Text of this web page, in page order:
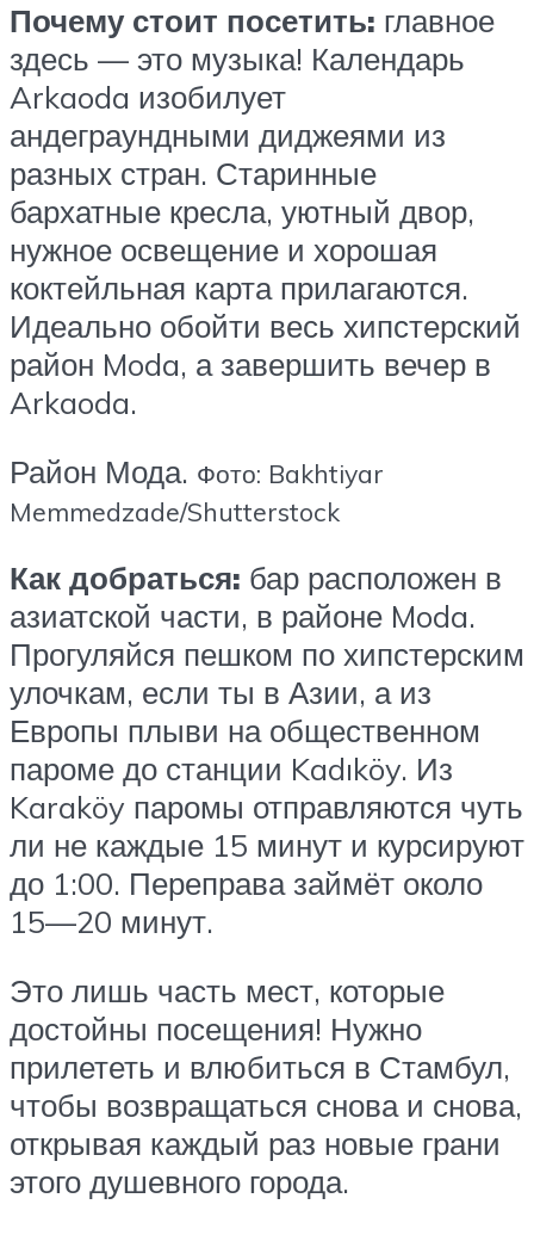
Почему стоит посетить: главное
здесь — это музыка! Календарь
Arkaoda изобилует
андеграундными диджеями из
разных стран. Старинные
бархатные кресла, уютный двор,
нужное освещение и хорошая
коктейльная карта прилагаются.
Идеально обойти весь хипстерский
район Moda, а завершить вечер в
Arkaoda.
Район Мода. Фото: Bakhtiyar
Memmedzade/Shutterstock
Как добраться: бар расположен в
азиатской части, в районе Moda.
Прогуляйся пешком по хипстерским
улочкам, если ты в Азии, а из
Европы плыви на общественном
пароме до станции Kadıköy. Из
Karaköy паромы отправляются чуть
ли не каждые 15 минут и курсируют
до 1:00. Переправа займёт около
15—20 минут.
Это лишь часть мест, которые
достойны посещения! Нужно
прилететь и влюбиться в Стамбул,
чтобы возвращаться снова и снова,
открывая каждый раз новые грани
этого душевного города.